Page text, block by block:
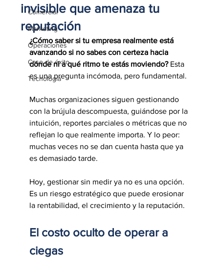
Comercial
Marketing
Operaciones
Caso de éxito
Tecnología
invisible que amenaza tu
reputación
¿Cómo saber si tu empresa realmente está
avanzando si no sabes con certeza hacia
dónde ni a qué ritmo te estás moviendo? Esta
es una pregunta incómoda, pero fundamental.
Muchas organizaciones siguen gestionando
con la brújula descompuesta, guiándose por la
intuición, reportes parciales o métricas que no
reflejan lo que realmente importa. Y lo peor:
muchas veces no se dan cuenta hasta que ya
es demasiado tarde.
Hoy, gestionar sin medir ya no es una opción.
Es un riesgo estratégico que puede erosionar
la rentabilidad, el crecimiento y la reputación.
El costo oculto de operar a
ciegas